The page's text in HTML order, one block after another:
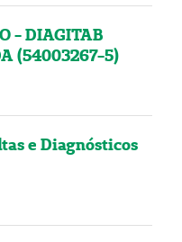
- DIAGITAB
(54003267-5)
e Diagnósticos